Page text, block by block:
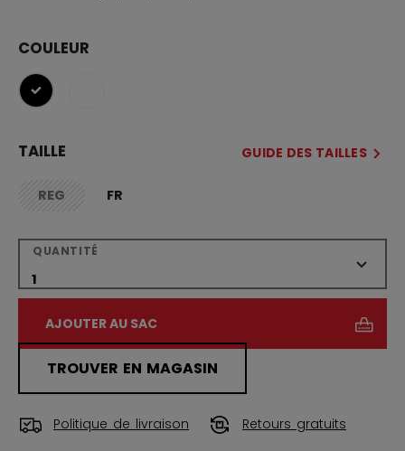
COULEUR
sélectionné
TAILLE GUIDE DES TAILLES
REGnot.available
FR
QUANTITÉ
AJOUTER AU SAC
TROUVER EN MAGASIN
Politique de livraison Retours gratuits